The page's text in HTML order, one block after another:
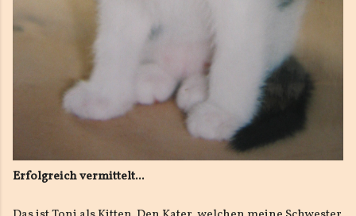
Erfolgreich vermittelt...